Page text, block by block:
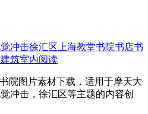
冲击徐汇区 上海教堂书院书店书
建筑室内阅读
院图片素材下载，适用于摩天大
冲击，徐汇区等主题的内容创